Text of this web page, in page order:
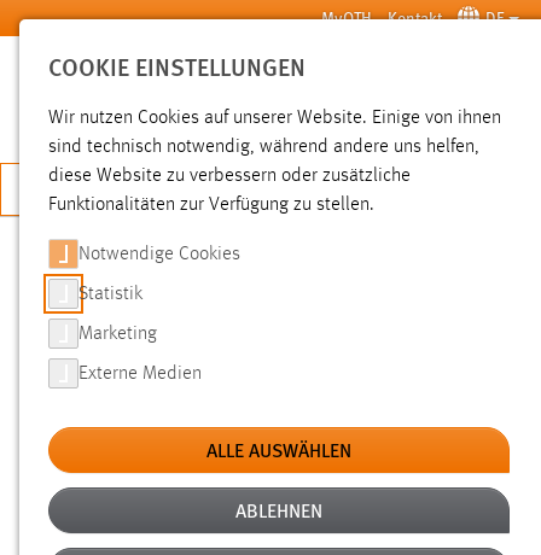
Zum Hauptinhalt springen MyOTH Kontakt DE
SUCHE
JETZT BEWERBEN
SUCHE
FILTER
Typ
Erstellungsdatum
COOKIE EINSTELLUNGEN
Wir nutzen Cookies auf unserer Website. Einige von ihnen
sind technisch notwendig, während andere uns helfen,
diese Website zu verbessern oder zusätzliche
Funktionalitäten zur Verfügung zu stellen.
Notwendige Cookies
Statistik
Marketing
Externe Medien
ALLE AUSWÄHLEN
ABLEHNEN